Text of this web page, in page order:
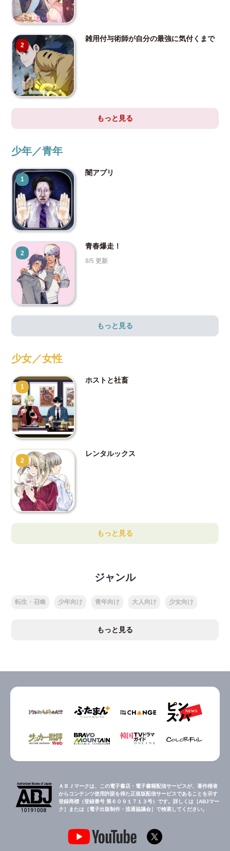
2
雑用付与術師が自分の最強に気付くまで
もっと見る
少年／青年
1
闇アプリ
2
青春爆走！
8/5 更新
もっと見る
少女／女性
1
ホストと社畜
2
レンタルックス
もっと見る
ジャンル
転生・召喚 少年向け 青年向け 大人向け 少女向け
もっと見る
ＡＢＪマークは、この電子書店・電子書籍配信サービスが、著作権者
からコンテンツ使用許諾を得た正規版配信サービスであることを示す
登録商標（登録番号 第６０９１７１３号）です。詳しくは［ABJマー
ク］または［電子出版制作・流通協議会］で検索してください。